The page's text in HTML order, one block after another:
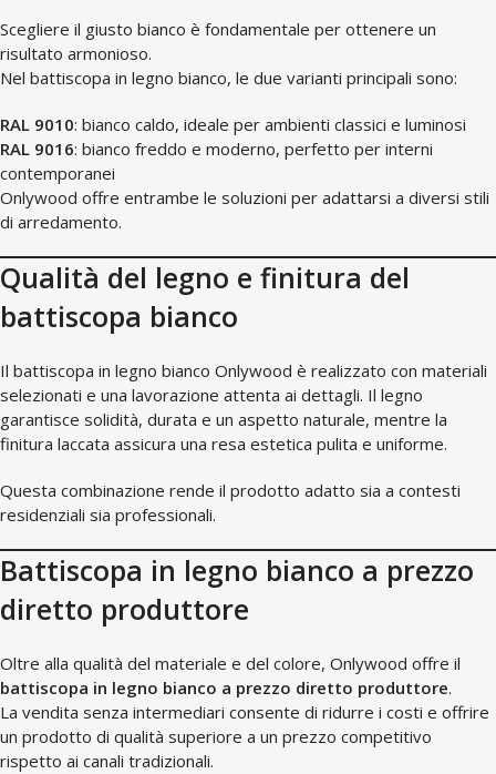
Scegliere il giusto bianco è fondamentale per ottenere un
risultato armonioso.
Nel battiscopa in legno bianco, le due varianti principali sono:
RAL 9010: bianco caldo, ideale per ambienti classici e luminosi
RAL 9016: bianco freddo e moderno, perfetto per interni
contemporanei
Onlywood offre entrambe le soluzioni per adattarsi a diversi stili
di arredamento.
Qualità del legno e finitura del
battiscopa bianco
Il battiscopa in legno bianco Onlywood è realizzato con materiali
selezionati e una lavorazione attenta ai dettagli. Il legno
garantisce solidità, durata e un aspetto naturale, mentre la
finitura laccata assicura una resa estetica pulita e uniforme.
Questa combinazione rende il prodotto adatto sia a contesti
residenziali sia professionali.
Battiscopa in legno bianco a prezzo
diretto produttore
Oltre alla qualità del materiale e del colore, Onlywood offre il
battiscopa in legno bianco a prezzo diretto produttore.
La vendita senza intermediari consente di ridurre i costi e offrire
un prodotto di qualità superiore a un prezzo competitivo
rispetto ai canali tradizionali.